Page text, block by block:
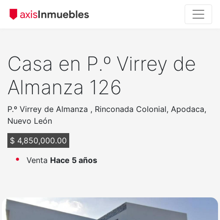
Casa en P.º Virrey de
Almanza 126
P.º Virrey de Almanza , Rinconada Colonial, Apodaca,
Nuevo León
$ 4,850,000.00
Venta Hace 5 años